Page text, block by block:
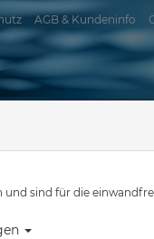
AGB & Kundeninfo
und sind für die